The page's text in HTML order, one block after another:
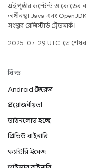
এই পৃষ্ঠার কন্টেন্ট ও কোডের
অধীনস্থ। Java এবং
সংস্থার রেজিস্টার্ড ট্রেডমার্ক।
2025-07-29 UTC-তে
বিল্ড
Android স্টোরেজ
প্রয়োজনীয়তা
ডাউনলোড হচ্ছে
প্রিভিউ বাইনারি
ফ্যাক্টরি ইমেজ